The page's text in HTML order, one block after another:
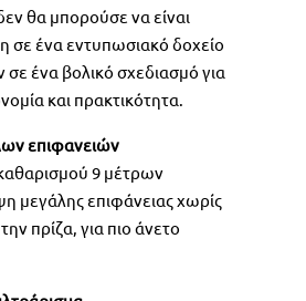
θα μπορούσε να είναι
σε ένα εντυπωσιακό δοχείο
σε ένα βολικό σχεδιασμό για
και πρακτικότητα.
επιφανειών
9 μέτρων
μεγάλης επιφάνειας χωρίς
πρίζα, για πιο άνετο